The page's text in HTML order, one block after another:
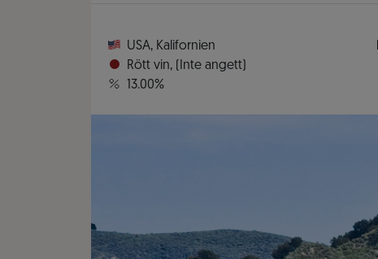
USA, Kalifornien
Rött vin,
(Inte angett)
13.00%